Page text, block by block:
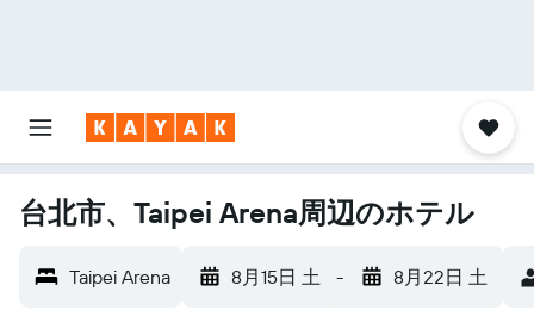
台北市、Taipei Arena周辺のホテル
Taipei Arena 8月15日 土 - 8月22日 土